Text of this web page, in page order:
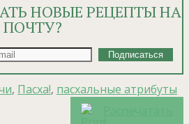
НОВЫЕ РЕЦЕПТЫ НА
ПОЧТУ?
, Пасха!, пасхальные атрибуты